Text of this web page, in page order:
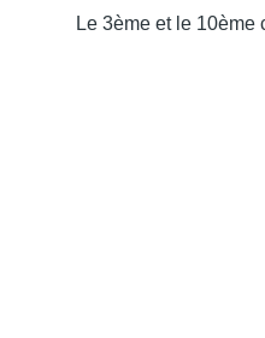
Le 3ème et le 10ème